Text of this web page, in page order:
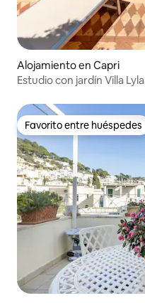
Alojamiento en Capri
Estudio con jardín Villa Lyla
Favorito entre huéspedes
Favorito entre huéspedes